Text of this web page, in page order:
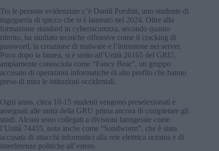
Tra le persone evidenziate c’è Daniil Porshin, uno studente di
ingegneria di spicco che si è laureato nel 2024. Oltre alla
formazione standard in cybersicurezza, secondo quanto
riferito, ha studiato tecniche offensive come il cracking di
password, la creazione di malware e l’intrusione nei server.
Poco dopo la laurea, si è unito all’Unità 26165 del GRU,
ampiamente conosciuta come “Fancy Bear”, un gruppo
accusato di operazioni informatiche di alto profilo che hanno
preso di mira le istituzioni occidentali.
Ogni anno, circa 10-15 studenti vengono preselezionati e
assegnati alle unità della GRU prima ancora di completare gli
studi. Alcuni sono collegati a divisioni famigerate come
l’Unità 74455, nota anche come “Sandworm”, che è stata
accusata di attacchi informatici alla rete elettrica ucraina e di
interferenze politiche all’estero.